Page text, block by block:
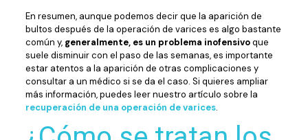
En resumen, aunque podemos decir que la aparición de
bultos después de la operación de varices es algo bastante
común y,generalmente, es un problema inofensivoque
suele disminuir con el paso de las semanas, es importante
estar atentos a la aparición de otras complicaciones y
consultar a un médico si se da el caso. Si quieres ampliar
más información, puedes leer nuestro artículo sobre la
recuperación de una operación de varices.